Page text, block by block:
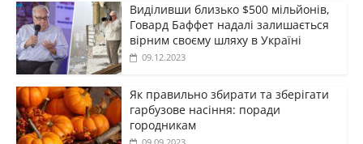
Виділивши близько $500 мільйонів,
Говард Баффет надалі залишається
вірним своєму шляху в Україні
09.12.2023
Як правильно збирати та зберігати
гарбузове насіння: поради
городникам